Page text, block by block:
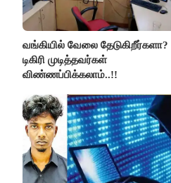
வங்கியில் வேலை தேடுகிறீர்களா?
டிகிரி முடித்தவர்கள்
விண்ணப்பிக்கலாம்..!!